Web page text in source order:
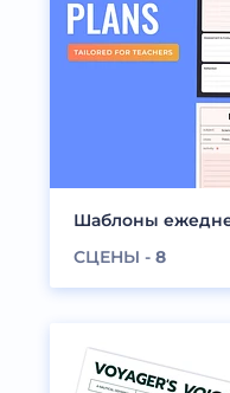
Шаблоны
СЦЕНЫ - 8